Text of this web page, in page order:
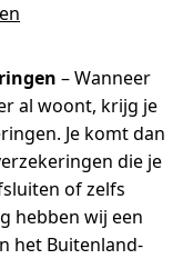
– Wanneer
al woont, krijg je
Je komt dan
die je
of zelfs
hebben wij een
het Buitenland-